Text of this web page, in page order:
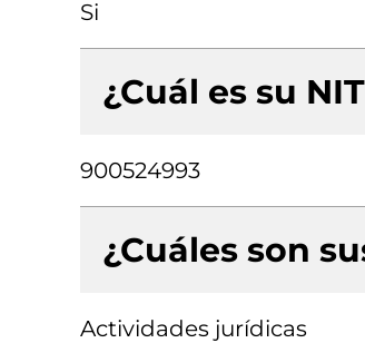
Si
¿Cuál es su
900524993
¿Cuáles son
Actividades jurídicas